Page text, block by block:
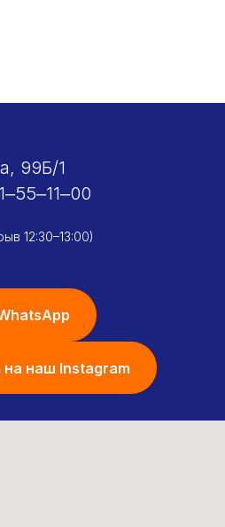
99Б/1
12:30–13:00)
наш Instagram